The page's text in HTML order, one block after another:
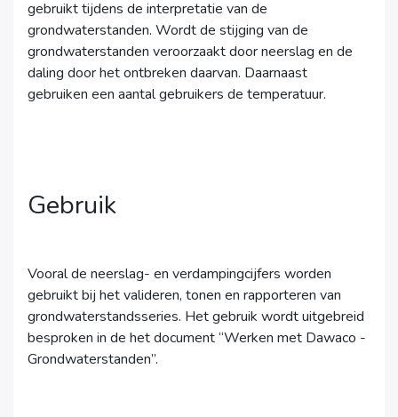
gebruikt tijdens de interpretatie van de
grondwaterstanden. Wordt de stijging van de
grondwaterstanden veroorzaakt door neerslag en de
daling door het ontbreken daarvan. Daarnaast
gebruiken een aantal gebruikers de temperatuur.
Gebruik
Vooral de neerslag- en verdampingcijfers worden
gebruikt bij het valideren, tonen en rapporteren van
grondwaterstandsseries. Het gebruik wordt uitgebreid
besproken in de het document “Werken met Dawaco -
Grondwaterstanden”.